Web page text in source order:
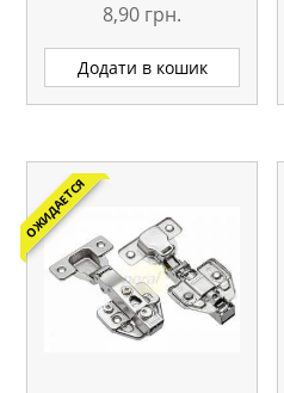
8,90 грн.
Додати в кошик
ОЖИДАЕТСЯ